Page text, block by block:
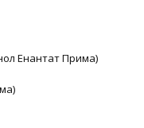
Енантат Прима)